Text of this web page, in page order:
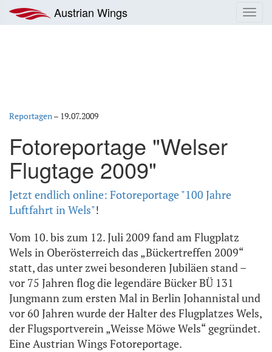
Inhalt
springen
Austrian Wings
Reportagen– 19.07.2009
Fotoreportage "Welser
Flugtage 2009"
Jetzt endlich online: Fotoreportage "100 Jahre
Luftfahrt in Wels"!
Vom 10. bis zum 12. Juli 2009 fand am Flugplatz
Wels in Oberösterreich das „Bückertreffen 2009“
statt, das unter zwei besonderen Jubiläen stand –
vor 75 Jahren flog die legendäre Bücker BÜ 131
Jungmann zum ersten Mal in Berlin Johannistal und
vor 60 Jahren wurde der Halter des Flugplatzes Wels,
der Flugsportverein „Weisse Möwe Wels“ gegründet.
Eine Austrian Wings Fotoreportage.